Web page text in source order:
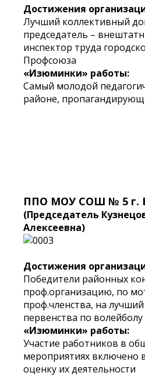
Достижения
Лучший коллективный
председатель –
инспектор труда
Профсоюза
«Изюминки» работы:
Самый молодой
районе,
ППО МОУ СОШ № 5 г.
(Председатель
Алексеевна)
Достижения
Победители районных
проф.организацию, по
проф.членства, на
первенства по волейболу
«Изюминки» работы:
Участие работников в
мероприятиях включено
оценку их деятельности